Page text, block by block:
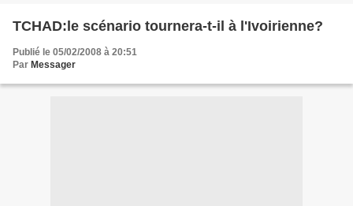
TCHAD:le scénario tournera-t-il à l'Ivoirienne?
Publié le 05/02/2008 à 20:51
Par Messager